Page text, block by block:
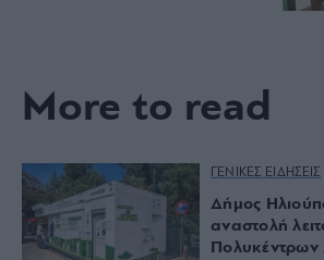
More to read
ΓΕΝΙΚΕΣ ΕΙΔΗΣΕΙΣ
Δήμος
αναστολή